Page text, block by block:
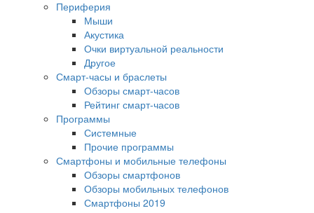
Периферия
Мыши
Акустика
Очки виртуальной реальности
Другое
Смарт-часы и браслеты
Обзоры смарт-часов
Рейтинг смарт-часов
Программы
Системные
Прочие программы
Смартфоны и мобильные телефоны
Обзоры смартфонов
Обзоры мобильных телефонов
Смартфоны 2019